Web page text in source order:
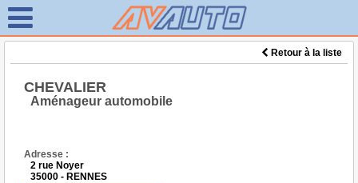
Retour à la liste
CHEVALIER
Aménageur automobile
Adresse :
2 rue Noyer
35000 - RENNES